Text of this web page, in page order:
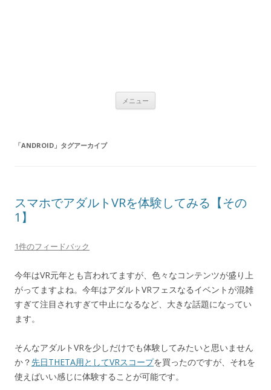
メニュー
「ANDROID 」タグアーカイブ
スマホでアダルトVRを体験してみる【その
1】
1件のフィードバック
今年はVR元年とも言われてますが、色々なコンテンツが盛り上
がってますよね。今年はアダルトVRフェスなるイベントが混雑
すぎて注目されすぎて中止になるなど、大きな話題になってい
ます。
そんなアダルトVRを少しだけでも体験してみたいと思いません
か？先日THETA用としてVRスコープを買ったのですが、それを
使えばいい感じに体験することが可能です。